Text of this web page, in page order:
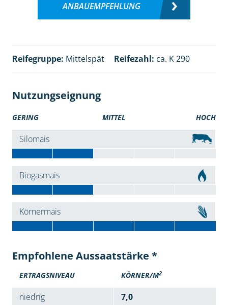
ANBAUEMPFEHLUNG
Reifegruppe: Mittelspät Reifezahl: ca. K 290
Nutzungseignung
GERING MITTEL HOCH
Silomais
Biogasmais
Körnermais
Empfohlene Aussaatstärke *
ERTRAGSNIVEAU KÖRNER/M2
niedrig
7,0